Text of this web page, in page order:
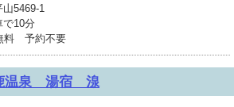
5469-1
10分
予約不要
温泉 湯宿 湶